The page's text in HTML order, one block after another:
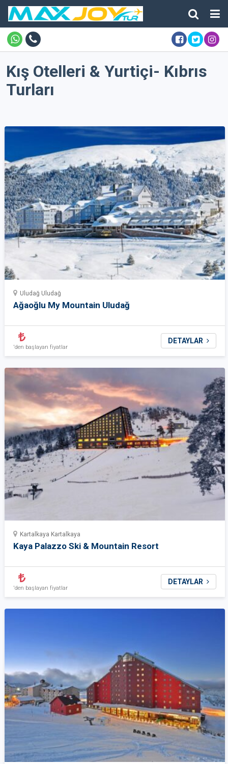
Kış Otelleri & Yurtiçi- Kıbrıs
Turları
Uludağ Uludağ
Ağaoğlu My Mountain Uludağ
'den başlayan fiyatlar
DETAYLAR
Kartalkaya Kartalkaya
Kaya Palazzo Ski & Mountain Resort
'den başlayan fiyatlar
DETAYLAR